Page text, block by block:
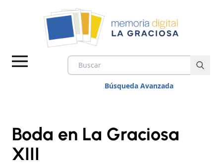
Búsqueda Avanzada
IMÁGENES
Boda en La Graciosa
XIII